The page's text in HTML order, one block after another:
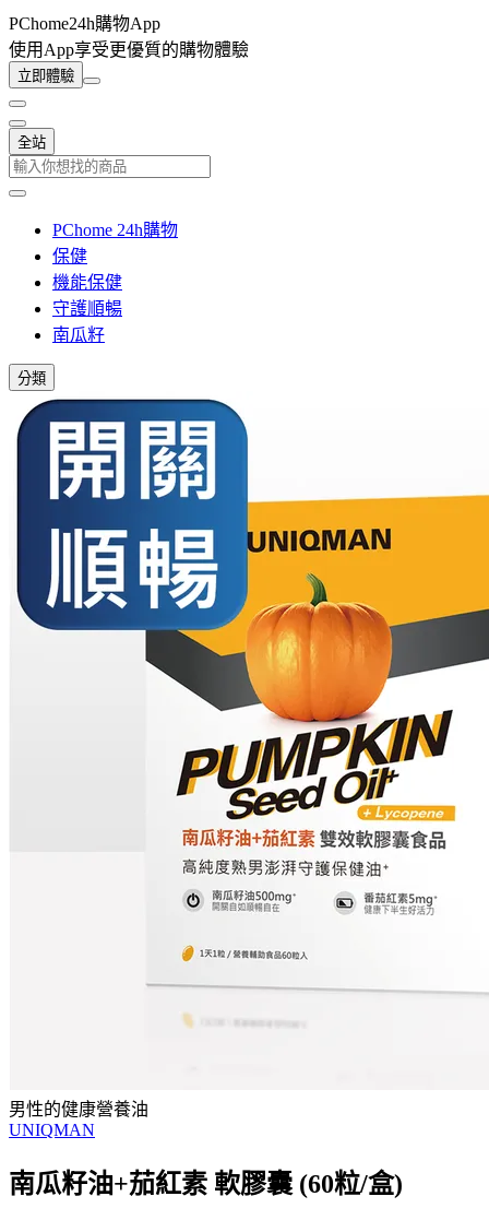
PChome24h購物App
使用App享受更優質的購物體驗
立即體驗
全站
PChome 24h購物
保健
機能保健
守護順暢
南瓜籽
分類
男性的健康營養油
UNIQMAN
南瓜籽油+茄紅素 軟膠囊 (60粒/盒)